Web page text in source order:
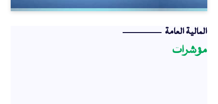
الميزانية
المالية العامة
مؤشرات